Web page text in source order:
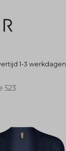
1-3 werkdagen
523